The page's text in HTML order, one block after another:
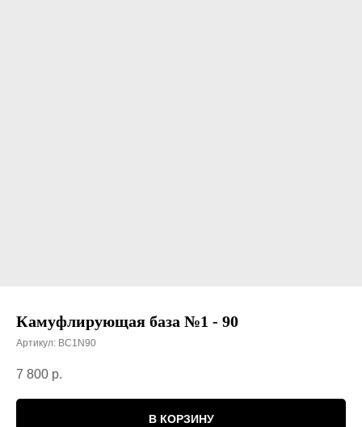
Камуфлирующая база №1 - 90
Артикул: BC1N90
7 800 р.
В КОРЗИНУ